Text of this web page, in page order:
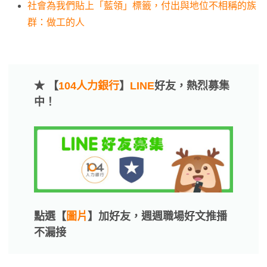
社會為我們貼上「藍領」標籤，付出與地位不相稱的族
群：做工的人
★ 【104人力銀行】 LINE好友，熱烈募集
中！
點選【 圖片 】加好友，週週職場好文推播
不漏接